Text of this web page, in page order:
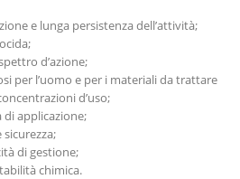
e lunga persistenza dell’attività;
d’azione;
per l’uomo e per i materiali da trattare
d’uso;
di applicazione;
sicurezza;
di gestione;
chimica.